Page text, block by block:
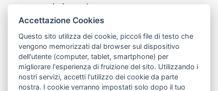
www.trambologna.it
trova infopoint sulla mappa interattiva
Trova l'infopoint
più vicino
telefona al call center
Chiama il call
center
800078611
Contatto cantiere per emergenze nei giorni festivi
Accettazione Cookies
Questo sito utilizza dei cookie, piccoli file di testo che
vengono memorizzati dal browser sul dispositivo
dell'utente (computer, tablet, smartphone) per
migliorare l'esperienza di fruizione del sito. Utilizzando i
nostri servizi, accetti l'utilizzo dei cookie da parte
nostra. I cookie verranno impostati solo dopo il tuo